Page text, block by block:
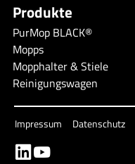
Produkte
PurMop BLACK®
Mopps
Mopphalter & Stiele
Reinigungswagen
Impressum Datenschutz